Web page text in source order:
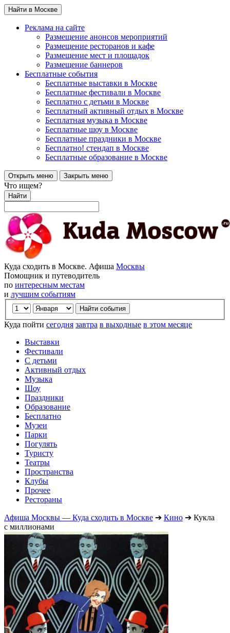
Найти в Москве
Реклама на сайте
Размещение анонсов мероприятий
Размещение ресторанов и кафе
Размещение мест и площадок
Размещение баннеров
Бесплатные события
Бесплатные выставки в Москве
Бесплатные фестивали в Москве
Бесплатно с детьми в Москве
Бесплатный активный отдых в Москве
Бесплатная музыка в Москве
Бесплатные шоу в Москве
Бесплатные праздники в Москве
Бесплатно! стендап в Москве
Бесплатные образование в Москве
Открыть меню Закрыть меню
Что ищем?
Найти
Куда сходить в Москве. Афиша Москвы
Помощник и путеводитель
по интересным местам
и лучшим событиям
Куда пойти сегодня завтра в выходные в этом месяце
Выставки
Фестивали
С детьми
Активный отдых
Музыка
Шоу
Праздники
Образование
Бесплатно
Музеи
Парки
Погулять
Туристу
Театры
Пространства
Клубы
Прочее
Рестораны
Афиша Москвы — Куда сходить в Москве ➔ Кино ➔ Кукла
с миллионами